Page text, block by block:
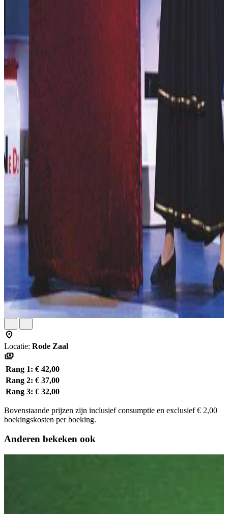
Locatie: Rode Zaal
Rang 1: € 42,00
Rang 2: € 37,00
Rang 3: € 32,00
Bovenstaande prijzen zijn inclusief consumptie en exclusief € 2,00
boekingskosten per boeking.
Anderen bekeken ook